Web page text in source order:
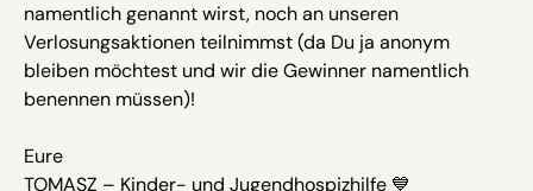
namentlich genannt wirst, noch an unseren
Verlosungsaktionen teilnimmst (da Du ja anonym
bleiben möchtest und wir die Gewinner namentlich
benennen müssen)!
Eure
TOMASZ – Kinder- und Jugendhospizhilfe 💙